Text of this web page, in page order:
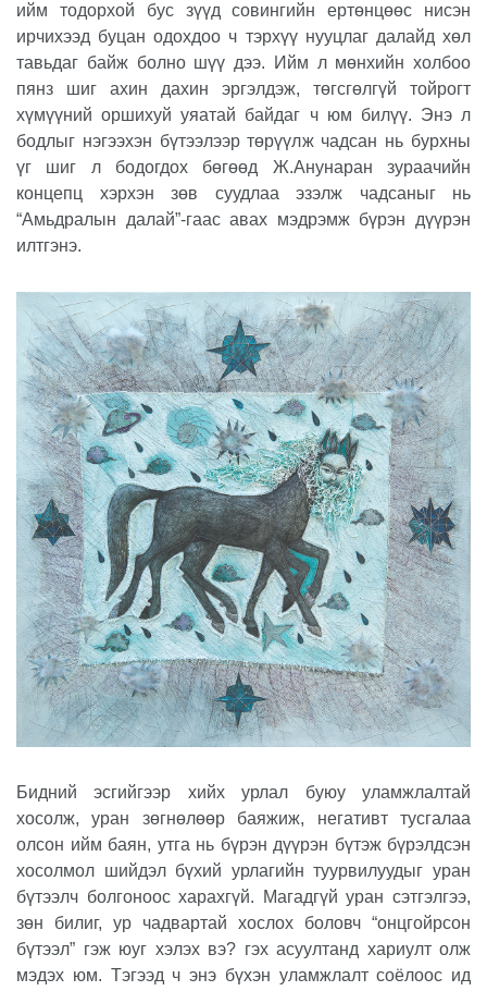
ийм тодорхой бус зүүд совингийн ертөнцөөс нисэн
ирчихээд буцан одохдоо ч тэрхүү нууцлаг далайд хөл
тавьдаг байж болно шүү дээ. Ийм л мөнхийн холбоо
пянз шиг ахин дахин эргэлдэж, төгсгөлгүй тойрогт
хүмүүний оршихуй уяатай байдаг ч юм билүү. Энэ л
бодлыг нэгээхэн бүтээлээр төрүүлж чадсан нь бурхны
үг шиг л бодогдох бөгөөд Ж.Анунаран зураачийн
концепц хэрхэн зөв суудлаа эзэлж чадсаныг нь
“Амьдралын далай”-гаас авах мэдрэмж бүрэн дүүрэн
илтгэнэ.
Бидний эсгийгээр хийх урлал буюу уламжлалтай
хосолж, уран зөгнөлөөр баяжиж, негативт тусгалаа
олсон ийм баян, утга нь бүрэн дүүрэн бүтэж бүрэлдсэн
хосолмол шийдэл бүхий урлагийн туурвилуудыг уран
бүтээлч болгоноос харахгүй. Магадгүй уран сэтгэлгээ,
зөн билиг, ур чадвартай хослох боловч “онцгойрсон
бүтээл” гэж юуг хэлэх вэ? гэх асуултанд хариулт олж
мэдэх юм. Тэгээд ч энэ бүхэн уламжлалт соёлоос ид